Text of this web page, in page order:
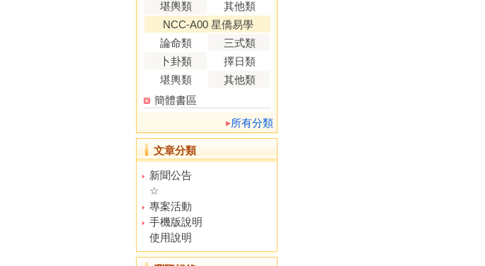
堪輿類
其他類
NCC-A00 星僑易學
論命類
三式類
卜卦類
擇日類
堪輿類
其他類
簡體書區
所有分類
文章分類
新聞公告
☆
專案活動
手機版說明
使用說明